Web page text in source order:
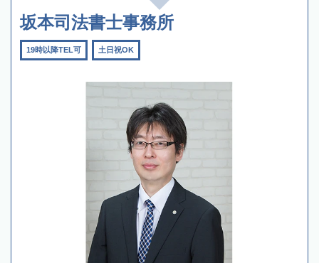
坂本司法書士事務所
19時以降TEL可 土日祝OK